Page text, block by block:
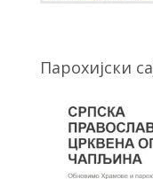
Парохијски